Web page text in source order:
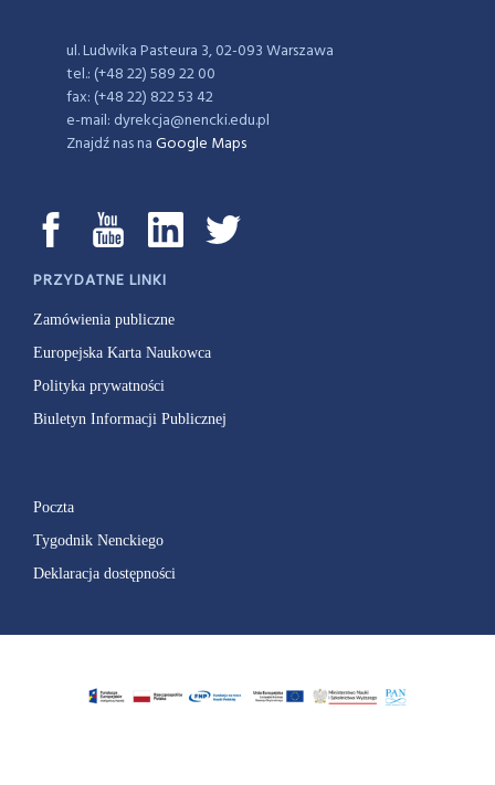
ul. Ludwika Pasteura 3, 02-093 Warszawa
tel.: (+48 22) 589 22 00
fax: (+48 22) 822 53 42
e-mail: dyrekcja@nencki.edu.pl
Znajdź nas naGoogle Maps
PRZYDATNE LINKI
Zamówienia publiczne
Europejska Karta Naukowca
Polityka prywatności
Biuletyn Informacji Publicznej
Poczta
Tygodnik Nenckiego
Deklaracja dostępności